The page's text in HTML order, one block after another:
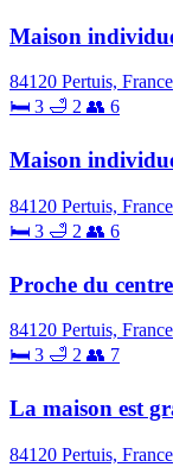
Maison
84120 Pertuis, France
🛏 3 🛁 2 👥 6
Maison
84120 Pertuis, France
🛏 3 🛁 2 👥 6
Proche du
84120 Pertuis, France
🛏 3 🛁 2 👥 7
La maison est
84120 Pertuis, France